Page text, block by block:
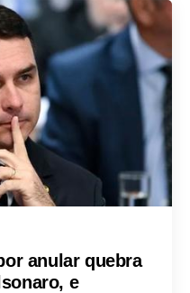
anular quebra
e